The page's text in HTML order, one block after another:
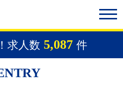
求人数 5,087 件